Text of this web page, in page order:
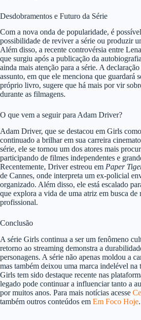
Desdobramentos e Futuro da Série
Com a nova onda de popularidade, é
possibilidade de reviver a série ou produzir
Além disso, a recente controvérsia entre
que surgiu após a publicação da
ainda mais atenção para a série. A
assunto, em que ele menciona que guardará
próprio livro, sugere que há mais por vir
durante as filmagens.
O que vem a seguir para Adam Driver?
Adam Driver, que se destacou em Girls
continuado a brilhar em sua carreira
série, ele se tornou um dos atores mais
participando de filmes independentes e
Recentemente, Driver estreou em Paper
de Cannes, onde interpreta um ex-policial
organizado. Além disso, ele está escalado
que explora a vida de uma atriz em busca de
profissional.
Conclusão
A série Girls continua a ser um fenômeno
retorno ao streaming demonstra a
personagens. A série não apenas moldou a
mas também deixou uma marca indelével na
Girls tem sido destaque recente nas
legado pode continuar a influenciar tanto a
por muitos anos. Para mais notícias acesse
também outros conteúdos em Em Foco Hoje.